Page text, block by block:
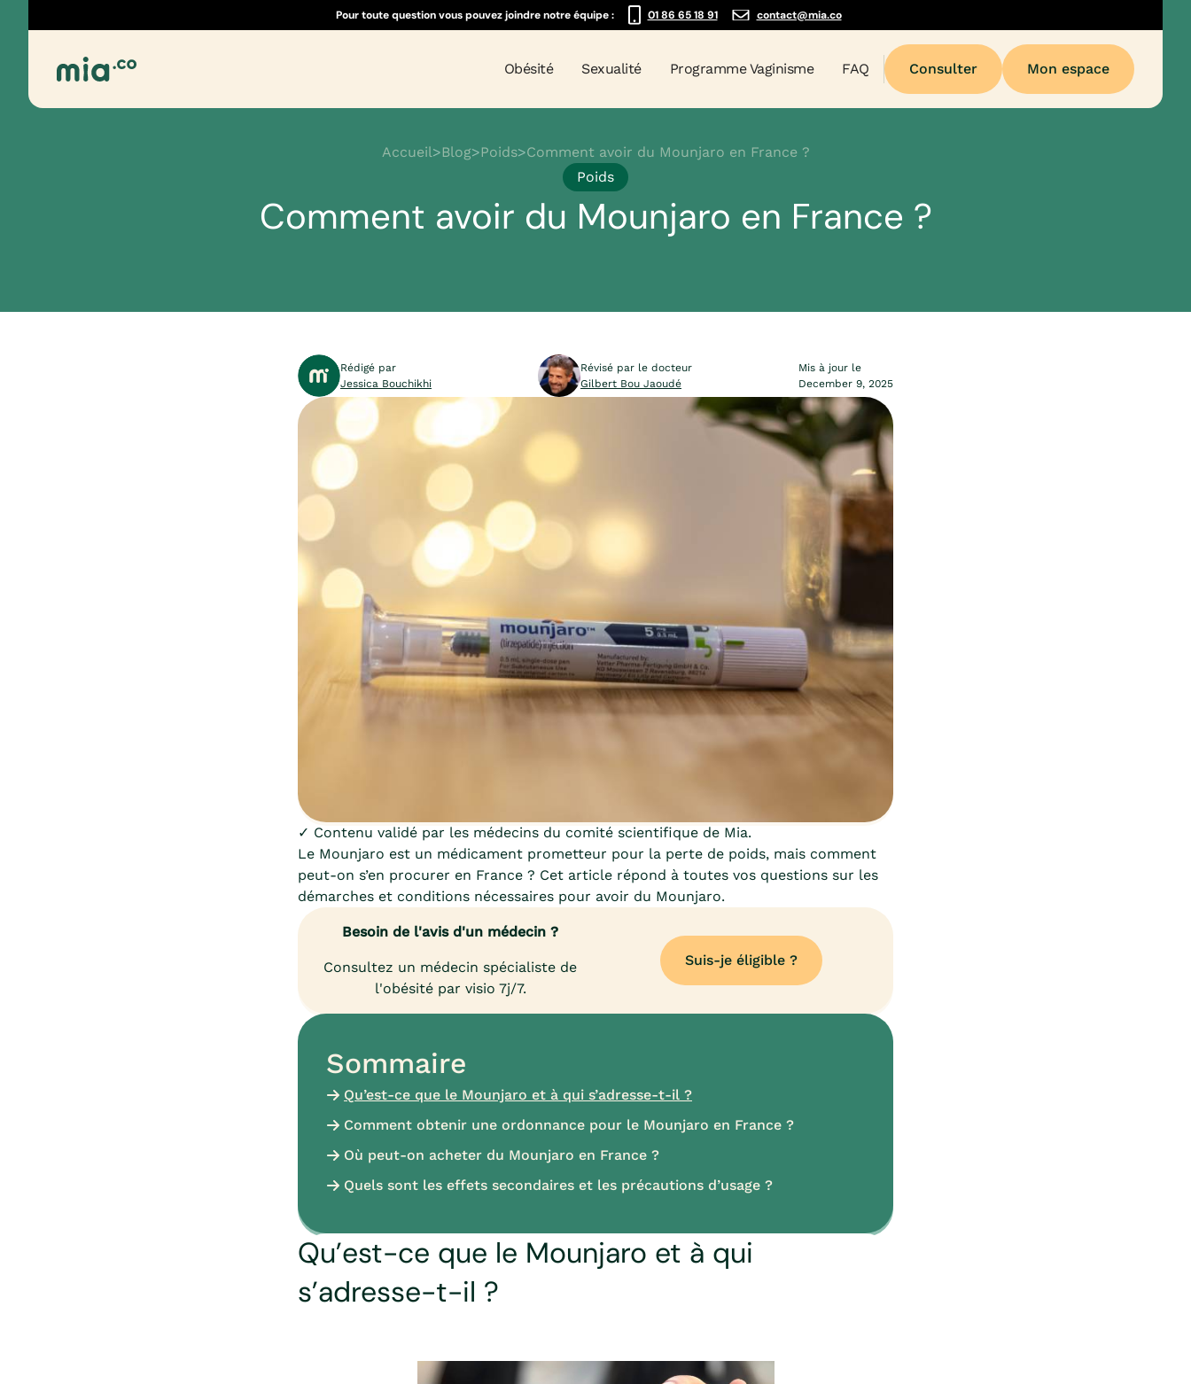
Pour toute question vous pouvez joindre notre équipe : 01 86 65 18 91 contact@mia.co
Obésité Sexualité Programme Vaginisme FAQ Consulter Mon espace
Accueil>Blog>Poids>Comment avoir du Mounjaro en France ?
Poids
Comment avoir du Mounjaro en France ?
Rédigé par
Jessica Bouchikhi
Révisé par le docteur
Gilbert Bou Jaoudé
Mis à jour le
December 9, 2025
✓ Contenu validé par les médecins du comité scientifique de Mia.
Le Mounjaro est un médicament prometteur pour la perte de poids, mais comment
peut-on s’en procurer en France ? Cet article répond à toutes vos questions sur les
démarches et conditions nécessaires pour avoir du Mounjaro.
Besoin de l'avis d'un médecin ?
Suis-je éligible ?
Consultez un médecin spécialiste de
l'obésité par visio 7j/7.
Sommaire
Qu’est-ce que le Mounjaro et à qui s’adresse-t-il ?
Comment obtenir une ordonnance pour le Mounjaro en France ?
Où peut-on acheter du Mounjaro en France ?
Quels sont les effets secondaires et les précautions d’usage ?
Qu’est-ce que le Mounjaro et à qui
s’adresse-t-il ?